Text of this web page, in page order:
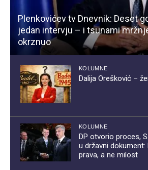
Plenkovićev tv Dnevnik: Deset
jedan intervju – i tsunami
okrznuo
KOLUMNE
Dalija Orešković –
KOLUMNE
DP otvorio proces,
u državni dokument:
prava, a ne milost